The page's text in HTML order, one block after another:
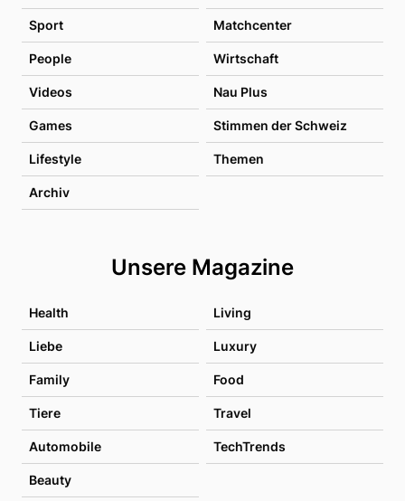
Sport Matchcenter
People Wirtschaft
Videos Nau Plus
Games Stimmen der Schweiz
Lifestyle Themen
Archiv
Unsere Magazine
Health Living
Liebe Luxury
Family Food
Tiere Travel
Automobile TechTrends
Beauty